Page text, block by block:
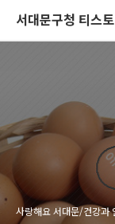
서대문구청 티스
사랑해요 서대문/건강과